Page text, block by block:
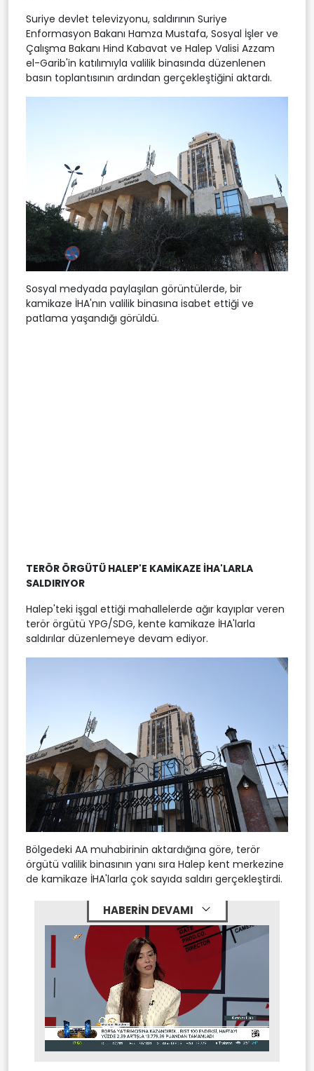
Suriye devlet televizyonu, saldırının Suriye
Enformasyon Bakanı Hamza Mustafa, Sosyal İşler ve
Çalışma Bakanı Hind Kabavat ve Halep Valisi Azzam
el-Garib'in katılımıyla valilik binasında düzenlenen
basın toplantısının ardından gerçekleştiğini aktardı.
Sosyal medyada paylaşılan görüntülerde, bir
kamikaze İHA'nın valilik binasına isabet ettiği ve
patlama yaşandığı görüldü.
TERÖR ÖRGÜTÜ HALEP'E KAMİKAZE İHA'LARLA
SALDIRIYOR
Halep'teki işgal ettiği mahallelerde ağır kayıplar veren
terör örgütü YPG/SDG, kente kamikaze İHA'larla
saldırılar düzenlemeye devam ediyor.
Bölgedeki AA muhabirinin aktardığına göre, terör
örgütü valilik binasının yanı sıra Halep kent merkezine
de kamikaze İHA'larla çok sayıda saldırı gerçekleştirdi.
HABERİN DEVAMI
Mute Stream